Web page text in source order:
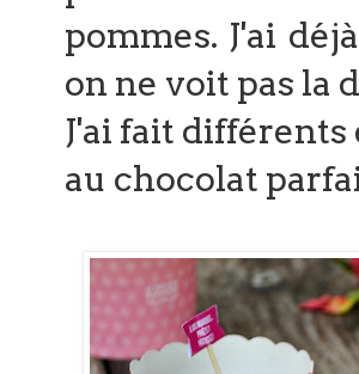
pommes. J'ai
on ne voit pas la
J'ai fait
au chocolat